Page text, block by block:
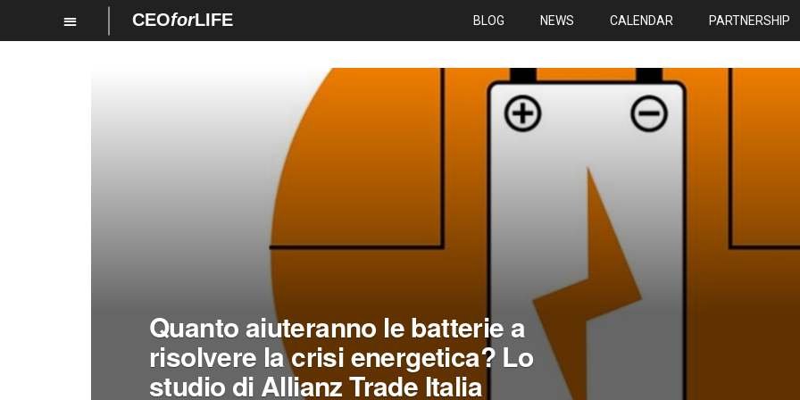
CEOforLIFE BLOG NEWS CALENDAR PARTNERSHIP
Quanto aiuteranno le batterie a
risolvere la crisi energetica? Lo
studio di Allianz Trade Italia